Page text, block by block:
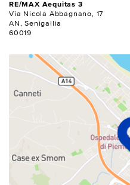
RE/MAX Aequitas 3
Via Nicola Abbagnano, 17
AN, Senigallia
60019